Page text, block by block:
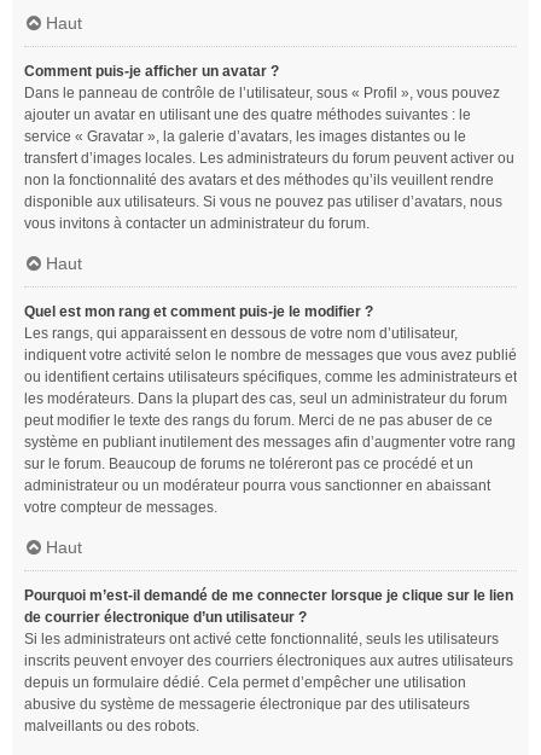
Haut
Comment puis-je afficher un avatar ?
Dans le panneau de contrôle de l’utilisateur, sous « Profil », vous pouvez
ajouter un avatar en utilisant une des quatre méthodes suivantes : le
service « Gravatar », la galerie d’avatars, les images distantes ou le
transfert d’images locales. Les administrateurs du forum peuvent activer ou
non la fonctionnalité des avatars et des méthodes qu’ils veuillent rendre
disponible aux utilisateurs. Si vous ne pouvez pas utiliser d’avatars, nous
vous invitons à contacter un administrateur du forum.
Haut
Quel est mon rang et comment puis-je le modifier ?
Les rangs, qui apparaissent en dessous de votre nom d’utilisateur,
indiquent votre activité selon le nombre de messages que vous avez publié
ou identifient certains utilisateurs spécifiques, comme les administrateurs et
les modérateurs. Dans la plupart des cas, seul un administrateur du forum
peut modifier le texte des rangs du forum. Merci de ne pas abuser de ce
système en publiant inutilement des messages afin d’augmenter votre rang
sur le forum. Beaucoup de forums ne toléreront pas ce procédé et un
administrateur ou un modérateur pourra vous sanctionner en abaissant
votre compteur de messages.
Haut
Pourquoi m’est-il demandé de me connecter lorsque je clique sur le lien
de courrier électronique d’un utilisateur ?
Si les administrateurs ont activé cette fonctionnalité, seuls les utilisateurs
inscrits peuvent envoyer des courriers électroniques aux autres utilisateurs
depuis un formulaire dédié. Cela permet d’empêcher une utilisation
abusive du système de messagerie électronique par des utilisateurs
malveillants ou des robots.